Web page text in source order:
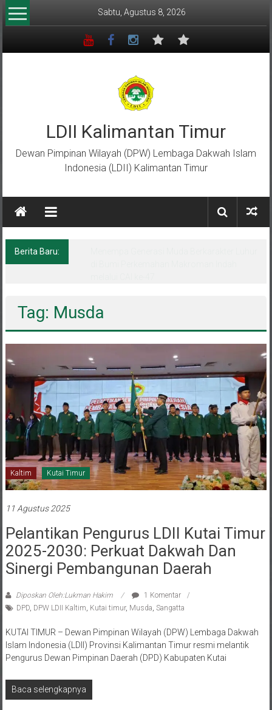
Lompat
ke
Sabtu, Agustus 8, 2026
LDII Kalimantan Timur
Dewan Pimpinan Wilayah (DPW) Lembaga Dakwah Islam
Indonesia (LDII) Kalimantan Timur
Berita Baru:
Tag: Musda
Kaltim Kutai Timur
11 Agustus 2025
Pelantikan Pengurus LDII Kutai Timur
2025-2030: Perkuat Dakwah Dan
Sinergi Pembangunan Daerah
Diposkan Oleh:Lukman Hakim
1 Komentar
DPD, DPW LDII Kaltim Kutai timur, Musda Sangatta
KUTAI TIMUR – Dewan Pimpinan Wilayah (DPW) Lembaga Dakwah
Islam Indonesia (LDII) Provinsi Kalimantan Timur resmi melantik
Pengurus Dewan Pimpinan Daerah (DPD) Kabupaten Kutai
Baca selengkapnya